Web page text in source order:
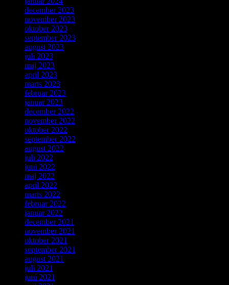
december 2023
november 2023
oktober 2023
september 2023
august 2023
juli 2023
maj 2023
april 2023
marts 2023
februar 2023
januar 2023
december 2022
november 2022
oktober 2022
september 2022
august 2022
juli 2022
juni 2022
maj 2022
april 2022
marts 2022
februar 2022
januar 2022
december 2021
november 2021
oktober 2021
september 2021
august 2021
juli 2021
juni 2021